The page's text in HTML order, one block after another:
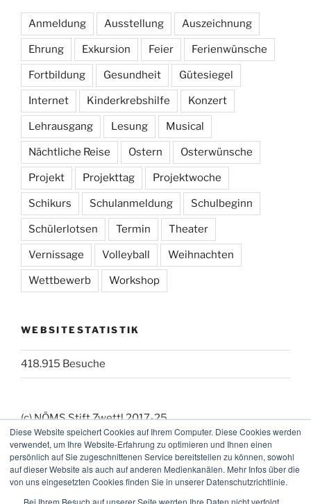
Diese Website speichert Cookies auf Ihrem Computer. Diese Cookies werden
verwendet, um Ihre Website-Erfahrung zu optimieren und Ihnen einen
persönlich auf Sie zugeschnittenen Service bereitstellen zu können, sowohl
auf dieser Website als auch auf anderen Medienkanälen. Mehr Infos über die
von uns eingesetzten Cookies finden Sie in unserer Datenschutzrichtlinie.
Bei Ihrem Besuch auf unserer Seite werden Ihre Daten nicht verfolgt.
Anmeldung Ausstellung Auszeichnung
Ehrung Exkursion Feier Ferienwünsche
Fortbildung Gesundheit Gütesiegel
Internet Kinderkrebshilfe Konzert
Lehrausgang Lesung Musical
Nächtliche Reise Ostern Osterwünsche
Projekt Projekttag Projektwoche
Schikurs Schulanmeldung Schulbeginn
Schülerlotsen Termin Theater
Vernissage Volleyball Weihnachten
Wettbewerb Workshop
WEBSITESTATISTIK
418.915 Besuche
(c) NÖMS Stift Zwettl 2017-25
(_:_) Webmaster: KK